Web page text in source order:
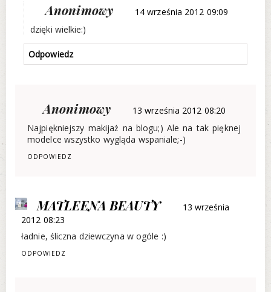
Anonimowy
14 września 2012 09:09
dzięki wielkie:)
Odpowiedz
Anonimowy
13 września 2012 08:20
Najpiękniejszy makijaż na blogu;) Ale na tak pięknej
modelce wszystko wygląda wspaniale;-)
ODPOWIEDZ
MATLEENA BEAUTY
13 września
2012 08:23
ładnie, śliczna dziewczyna w ogóle :)
ODPOWIEDZ